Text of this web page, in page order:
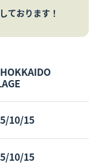
ております！
10/15
10/15